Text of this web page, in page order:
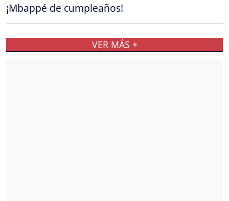
¡Mbappé de cumpleaños!
VER MÁS +